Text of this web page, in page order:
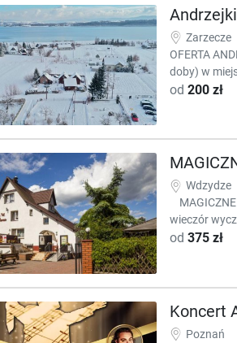
Zarzecze
OFERTA
doby) w
od 200 zł
Wdzydze
wieczór
od 375 zł
Koncert
Poznań